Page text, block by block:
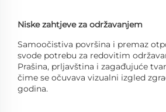
Niske zahtjeve za održavanjem
Samoočistiva površina i premaz
svode potrebu za redovitim
Prašina, prljavština i zagađujuće
čime se očuvava vizualni izgled
godina.